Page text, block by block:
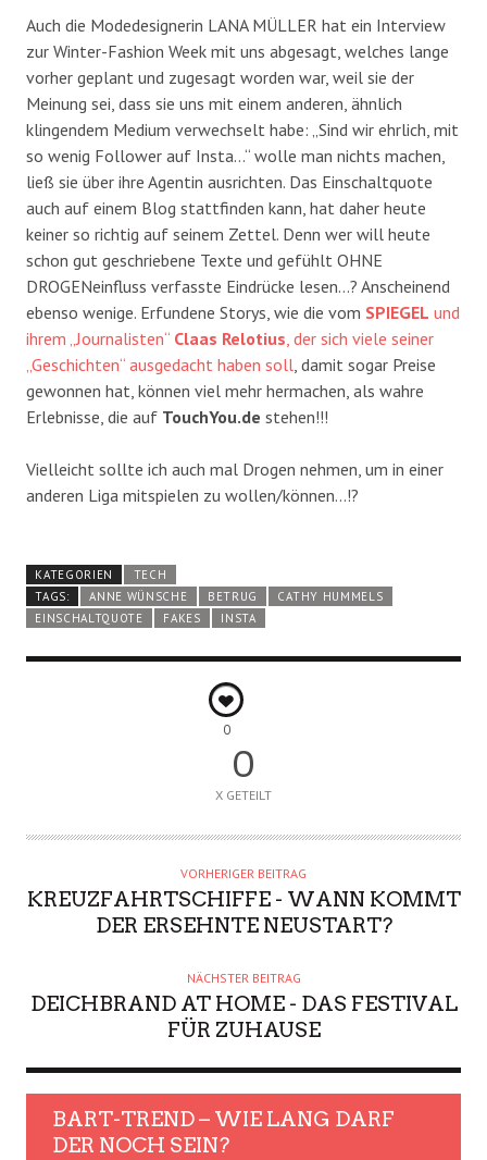
Auch die Modedesignerin LANA MÜLLER hat ein Interview
zur Winter-Fashion Week mit uns abgesagt, welches lange
vorher geplant und zugesagt worden war, weil sie der
Meinung sei, dass sie uns mit einem anderen, ähnlich
klingendem Medium verwechselt habe: „Sind wir ehrlich, mit
so wenig Follower auf Insta…“ wolle man nichts machen,
ließ sie über ihre Agentin ausrichten. Das Einschaltquote
auch auf einem Blog stattfinden kann, hat daher heute
keiner so richtig auf seinem Zettel. Denn wer will heute
schon gut geschriebene Texte und gefühlt OHNE
DROGENeinfluss verfasste Eindrücke lesen…? Anscheinend
ebenso wenige. Erfundene Storys, wie die vom SPIEGEL und
ihrem „Journalisten“ Claas Relotius, der sich viele seiner
„Geschichten“ ausgedacht haben soll, damit sogar Preise
gewonnen hat, können viel mehr hermachen, als wahre
Erlebnisse, die auf TouchYou.de stehen!!!
Vielleicht sollte ich auch mal Drogen nehmen, um in einer
anderen Liga mitspielen zu wollen/können…!?
KATEGORIEN
TECH
TAGS:
ANNE WÜNSCHE BETRUG
CATHY HUMMELS
EINSCHALTQUOTE
FAKES INSTA
0
0
X GETEILT
VORHERIGER BEITRAG
KREUZFAHRTSCHIFFE - WANN KOMMT
DER ERSEHNTE NEUSTART?
NÄCHSTER BEITRAG
DEICHBRAND AT HOME - DAS FESTIVAL
FÜR ZUHAUSE
BART-TREND – WIE LANG DARF
DER NOCH SEIN?